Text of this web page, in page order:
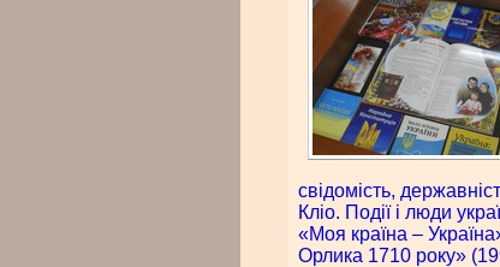
свідомість,
Кліо. Події і люди
«Моя країна –
Орлика 1710 року»